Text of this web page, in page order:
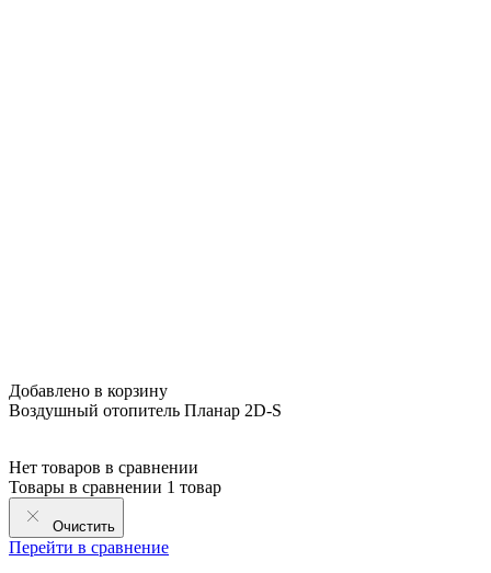
Добавлено в корзину
Воздушный отопитель Планар 2D-S
Нет товаров в сравнении
Товары в сравнении 1 товар
Очистить
Перейти в сравнение